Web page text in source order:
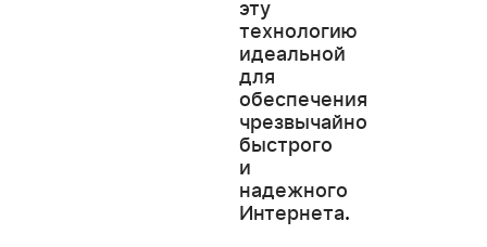
эту
технологию
идеальной
для
обеспечения
чрезвычайно
быстрого
и
надежного
Интернета.